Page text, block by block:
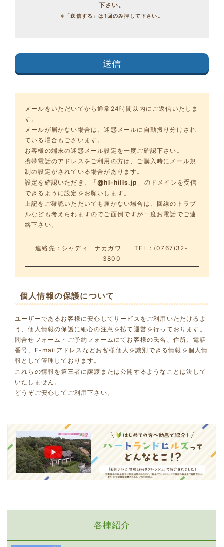
下さい。
※「送信する」は1回のみ押して下さい。
メールをいただいてから通常24時間以内にご返信いたしま
す。
メールが届かない場合は、迷惑メールに自動振り分けされ
ている場合もございます。
お客様の端末の迷惑メール設定を一度ご確認下さい。
携帯電話のアドレスをご利用の方は、ご購入時にメール規
制の設定がされている場合があります。
設定を確認いただき、「@hl-hills.jp 」のドメインを受信
できるように設定をお願いします。
上記をご確認いただいても届かない場合は、回線のトラブ
ルなども考えられますのでご面倒ですが一度お電話でご連
絡下さい。
連絡先：シャディ ナカガワ TEL：(0767)32-
3800
個人情報の保護について
ユーザーであるお客様に安心してサービスをご利用いただけるよ
う、個人情報の保護に細心の注意を払て運営を行っております。
問合せフォーム・ご予約フォームにてお客様の氏名、住所、電話
番号、E-mailアドレスなどお客様個人を識別できる情報を個人情
報として管理しております。
これらの情報を第三者に譲渡または公開するようなことは決して
いたしません。
どうぞご安心してご利用下さい。
各棟紹介